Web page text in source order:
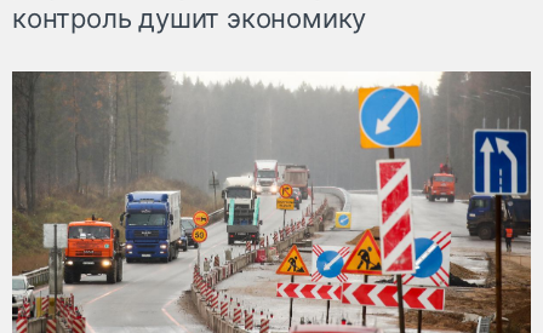
контроль душит экономику